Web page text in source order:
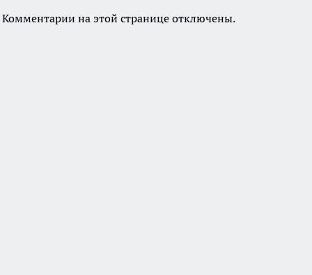
Комментарии на этой странице отключены.